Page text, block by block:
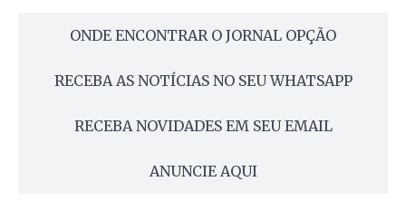
ONDE ENCONTRAR O JORNAL OPÇÃO
RECEBA AS NOTÍCIAS NO SEU WHATSAPP
RECEBA NOVIDADES EM SEU EMAIL
ANUNCIE AQUI